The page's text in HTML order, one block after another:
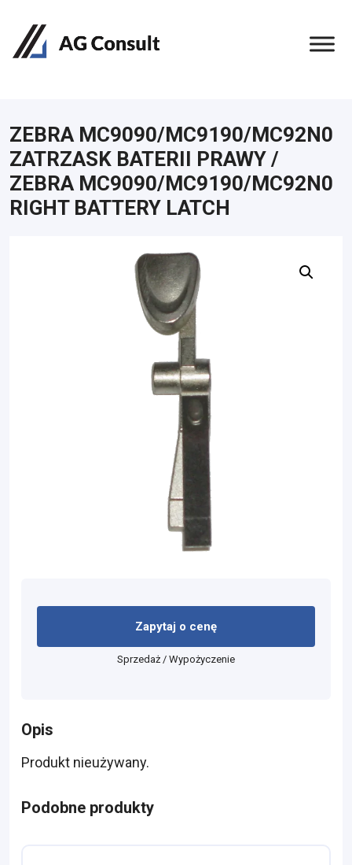
ZEBRA MC9090/MC9190/MC92N0
ZATRZASK BATERII PRAWY /
ZEBRA MC9090/MC9190/MC92N0
RIGHT BATTERY LATCH
Zapytaj o cenę
Sprzedaż / Wypożyczenie
Opis
Produkt nieużywany.
Podobne produkty